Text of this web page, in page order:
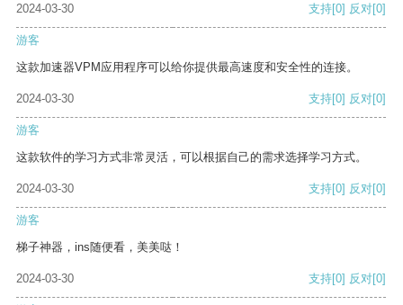
2024-03-30 支持[0] 反对[0]
游客
这款加速器VPM应用程序可以给你提供最高速度和安全性的连接。
2024-03-30 支持[0] 反对[0]
游客
这款软件的学习方式非常灵活，可以根据自己的需求选择学习方式。
2024-03-30 支持[0] 反对[0]
游客
梯子神器，ins随便看，美美哒！
2024-03-30 支持[0] 反对[0]